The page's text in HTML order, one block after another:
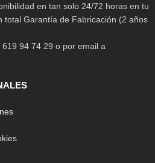
en tan solo 24/72 horas en tu
total Garantía de Fabricación (2 años
94 74 29 o por email a